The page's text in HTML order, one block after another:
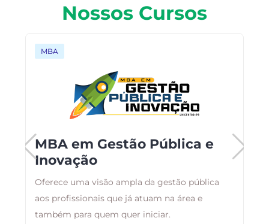
Nossos Cursos
MBA
MBA em Gestão Pública e
Inovação
Oferece uma visão ampla da gestão pública
aos profissionais que já atuam na área e
também para quem quer iniciar.